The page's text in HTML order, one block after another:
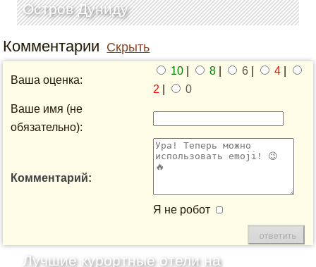
Остров Дуниду
Комментарии Скрыть
Ваша оценка:
10 8 6 4
2
0
Ваше имя (не
обязательно):
Комментарий:
Я не робот
Лучшие курортные отели на